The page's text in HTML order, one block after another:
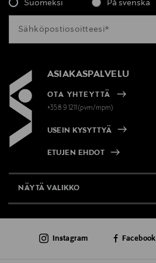
Suomeksi På svenska
ASIAKASPALVELU
OTA YHTEYTTÄ
+358 9 1211(pvm/mpm)
USEIN KYSYTTYÄ
ETUJEN EHDOT
NÄYTÄ VALIKKO
AJANKOHTAISTA
Instagram Facebook